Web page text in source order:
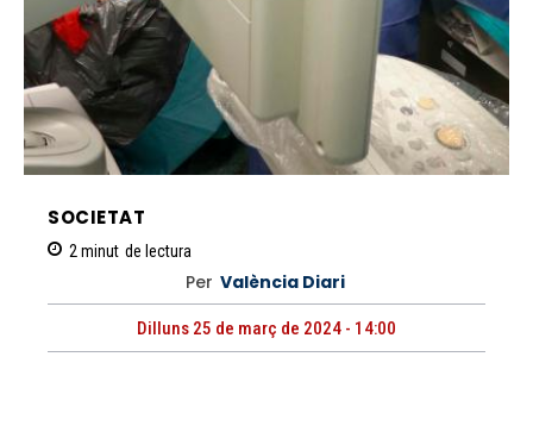
SOCIETAT
2 minut de lectura
Per València Diari
Dilluns 25 de març de 2024 - 14:00